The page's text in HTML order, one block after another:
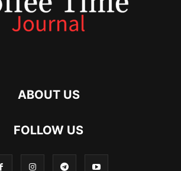
ABOUT US
FOLLOW US